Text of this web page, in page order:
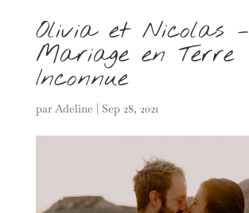
Olivia et Nicolas –
Mariage en Terre
Inconnue
par Adeline | Sep 28, 2021